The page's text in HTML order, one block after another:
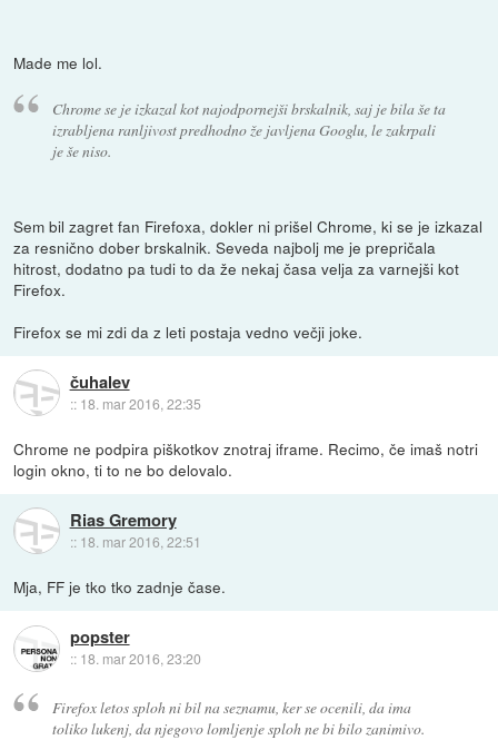
Made me lol.
Chrome se je izkazal kot najodpornejši brskalnik, saj je bila še ta
izrabljena ranljivost predhodno že javljena Googlu, le zakrpali
je še niso.
Sem bil zagret fan Firefoxa, dokler ni prišel Chrome, ki se je izkazal
za resnično dober brskalnik. Seveda najbolj me je prepričala
hitrost, dodatno pa tudi to da že nekaj časa velja za varnejši kot
Firefox.
Firefox se mi zdi da z leti postaja vedno večji joke.
čuhalev
:: 18. mar 2016, 22:35
Chrome ne podpira piškotkov znotraj iframe. Recimo, če imaš notri
login okno, ti to ne bo delovalo.
Rias Gremory
:: 18. mar 2016, 22:51
Mja, FF je tko tko zadnje čase.
popster
:: 18. mar 2016, 23:20
Firefox letos sploh ni bil na seznamu, ker se ocenili, da ima
toliko lukenj, da njegovo lomljenje sploh ne bi bilo zanimivo.